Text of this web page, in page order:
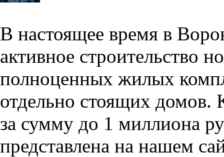
В настоящее время в
активное строительство
полноценных жилых
отдельно стоящих домов.
за сумму до 1 миллиона
представлена на нашем